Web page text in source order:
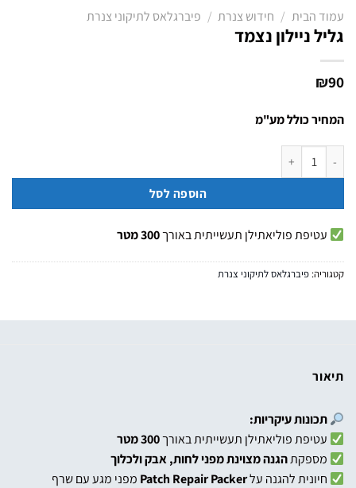
עמוד הבית / חידוש צנרת / פיברגלאס לתיקוני צנרת
גליל ניילון נצמד
₪90
המחיר כולל מע"מ
כמות של גליל ניילון נצמד
הוספה לסל
עטיפת פוליאתילן תעשייתית באורך300 מטר
קטגוריה: פיברגלאס לתיקוני צנרת
תיאור
תכונות עיקריות:
עטיפת פוליאתילן תעשייתית באורך300 מטר
מספקתהגנה מצוינת מפני לחות, אבק ולכלוך
חיונית להגנה עלPatch Repair Packer מפני מגע עם שרף